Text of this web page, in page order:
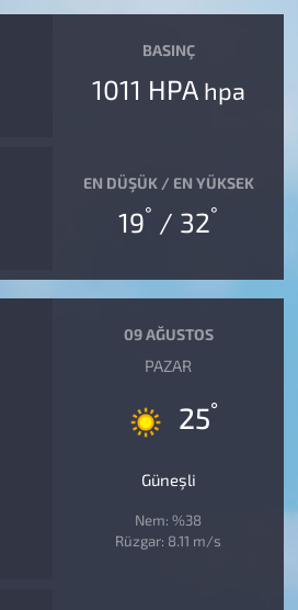
BASINÇ
1011 HPA hpa
EN DÜŞÜK / EN YÜKSEK
19° / 32°
09 AĞUSTOS
PAZAR
25°
Güneşli
Nem: %38
Rüzgar: 8.11 m/s